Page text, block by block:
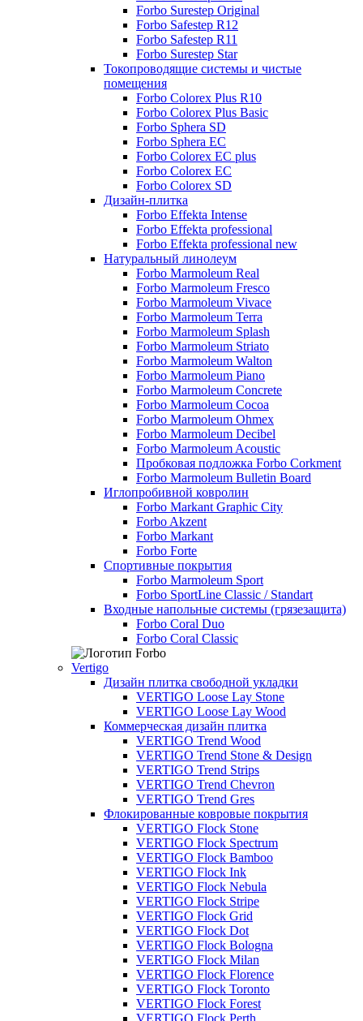
Forbo Surestep Original
Forbo Safestep R12
Forbo Safestep R11
Forbo Surestep Star
Токопроводящие системы и чистые
помещения
Forbo Colorex Plus R10
Forbo Colorex Plus Basic
Forbo Sphera SD
Forbo Sphera EC
Forbo Colorex EC plus
Forbo Colorex EC
Forbo Colorex SD
Дизайн-плитка
Forbo Effekta Intense
Forbo Effekta professional
Forbo Effekta professional new
Натуральный линолеум
Forbo Marmoleum Real
Forbo Marmoleum Fresco
Forbo Marmoleum Vivace
Forbo Marmoleum Terra
Forbo Marmoleum Splash
Forbo Marmoleum Striato
Forbo Marmoleum Walton
Forbo Marmoleum Piano
Forbo Marmoleum Concrete
Forbo Marmoleum Cocoa
Forbo Marmoleum Ohmex
Forbo Marmoleum Decibel
Forbo Marmoleum Acoustic
Пробковая подложка Forbo Corkment
Forbo Marmoleum Bulletin Board
Иглопробивной ковролин
Forbo Markant Graphic City
Forbo Akzent
Forbo Markant
Forbo Forte
Спортивные покрытия
Forbo Marmoleum Sport
Forbo SportLine Classic / Standart
Входные напольные системы (грязезащита)
Forbo Coral Duo
Forbo Coral Classic
Vertigo
Дизайн плитка свободной укладки
VERTIGO Loose Lay Stone
VERTIGO Loose Lay Wood
Коммерческая дизайн плитка
VERTIGO Trend Wood
VERTIGO Trend Stone & Design
VERTIGO Trend Strips
VERTIGO Trend Chevron
VERTIGO Trend Gres
Флокированные ковровые покрытия
VERTIGO Flock Stone
VERTIGO Flock Spectrum
VERTIGO Flock Bamboo
VERTIGO Flock Ink
VERTIGO Flock Nebula
VERTIGO Flock Stripe
VERTIGO Flock Grid
VERTIGO Flock Dot
VERTIGO Flock Bologna
VERTIGO Flock Milan
VERTIGO Flock Florence
VERTIGO Flock Toronto
VERTIGO Flock Forest
VERTIGO Flock Perth